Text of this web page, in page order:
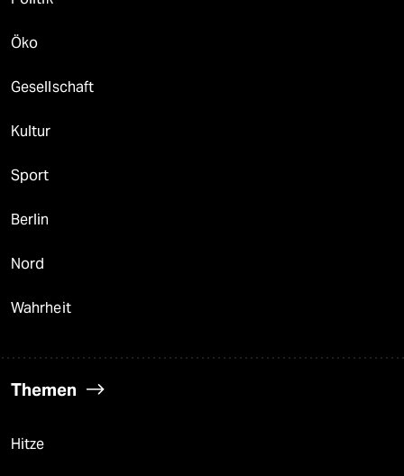
Öko
Gesellschaft
Kultur
Sport
Berlin
Nord
Wahrheit
Themen
Hitze